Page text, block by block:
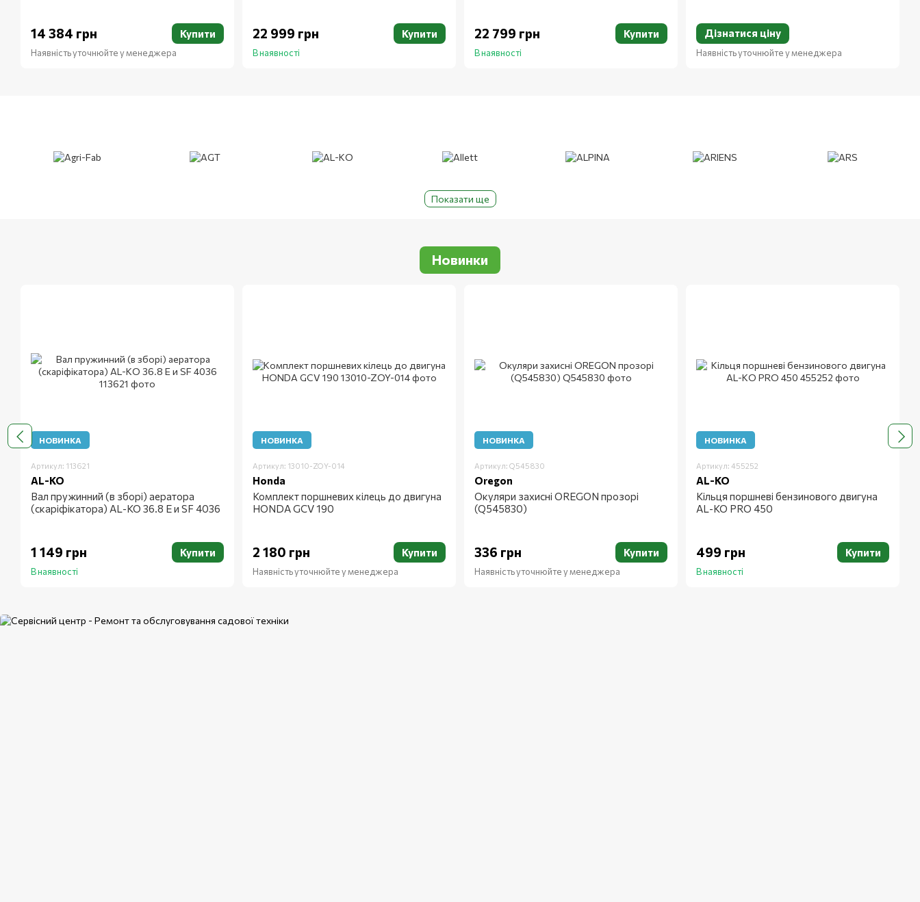
14 384 грн Купити
Наявність уточнюйте у менеджера
22 999 грн Купити
В наявності
22 799 грн Купити
В наявності
Дізнатися ціну
Наявність уточнюйте у менеджера
Показати ще
Новинки
НОВИНКА
Артикул: 113621
AL-KO
Вал пружинний (в зборі) аератора
(скаріфікатора) AL-KO 36.8 Е и SF 4036
1 149 грн Купити
В наявності
НОВИНКА
Артикул: 13010-ZOY-014
Honda
Комплект поршневих кілець до двигуна
HONDA GCV 190
2 180 грн Купити
Наявність уточнюйте у менеджера
НОВИНКА
Артикул: Q545830
Oregon
Окуляри захисні OREGON прозорі
(Q545830)
336 грн Купити
Наявність уточнюйте у менеджера
НОВИНКА
Артикул: 455252
AL-KO
Кільця поршневі бензинового двигуна
AL-KO PRO 450
499 грн Купити
В наявності